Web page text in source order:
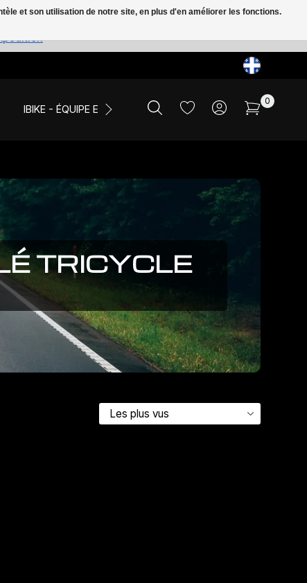
IBIKE - ÉQUIPE ET ÉVÉNEMENTS LIQUIDATION
0
TRICYCLE
et son utilisation de notre site, en plus d'en améliorer les fonctions.